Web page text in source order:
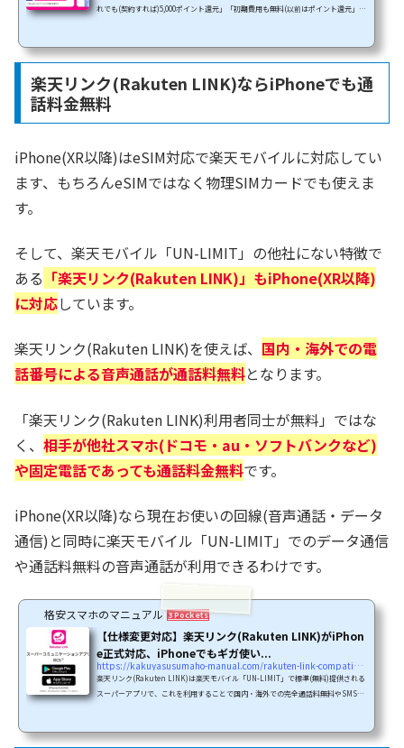
れでも(契約すれば)5,000ポイント還元」「初期費用も無料(以前はポイント還元」
費用無料」です。この記事では、12/8に刷新された新しい楽天モバイルのキャンペ
いきます。＼全国でギガ使い放題・通話し放題／月額料金無...
楽天リンク(Rakuten LINK)ならiPhoneでも通
話料金無料
iPhone(XR以降)はeSIM対応で楽天モバイルに対応してい
ます、もちろんeSIMではなく物理SIMカードでも使えま
す。
そして、楽天モバイル「UN-LIMIT」の他社にない特徴で
ある 「楽天リンク(Rakuten LINK)」もiPhone(XR以降)
に対応しています。
楽天リンク(Rakuten LINK)を使えば、 国内・海外での電
話番号による音声通話が通話料無料となります。
「楽天リンク(Rakuten LINK)利用者同士が無料」ではな
く、 相手が他社スマホ(ドコモ・au・ソフトバンクなど)
や固定電話であっても通話料金無料です。
iPhone(XR以降)なら現在お使いの回線(音声通話・データ
通信)と同時に楽天モバイル「UN-LIMIT」でのデータ通信
や通話料無料の音声通話が利用できるわけです。
格安スマホのマニュアル 3 Pockets
【仕様変更対応】楽天リンク(Rakuten LINK)がiPhon
e正式対応、iPhoneでもギガ使い...
https://kakuyasusumaho-manual.com/rakuten-link-compatible-with-iphone
楽天リンク(Rakuten LINK)は楽天モバイル「UN-LIMIT」で標準(無料)提供される
スーパーアプリで、これを利用することで国内・海外での完全通話料無料やSMS送
エリア(au回線)でのSMS利用不可」や「UN-LIMIT」最大の特徴である「無料通